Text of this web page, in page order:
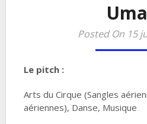
Posted On 15
Le pitch :
Arts du Cirque (Sangles
aériennes), Danse, Musique